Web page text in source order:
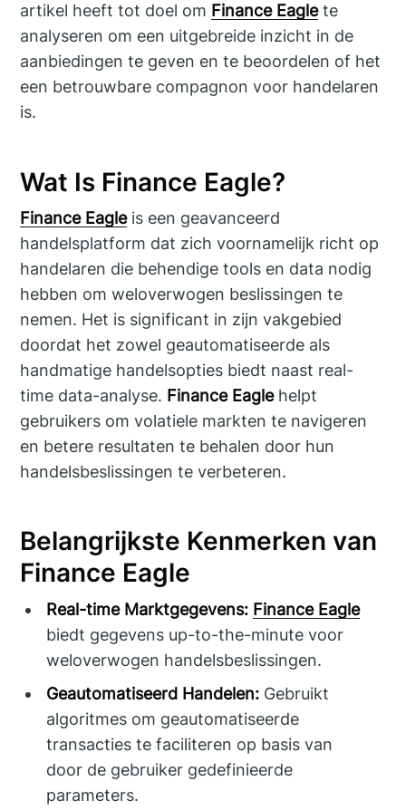
artikel heeft tot doel om Finance Eaglete
analyseren om een uitgebreide inzicht in de
aanbiedingen te geven en te beoordelen of het
een betrouwbare compagnon voor handelaren
is.
Wat Is Finance Eagle?
Finance Eagleis een geavanceerd
handelsplatform dat zich voornamelijk richt op
handelaren die behendige tools en data nodig
hebben om weloverwogen beslissingen te
nemen. Het is significant in zijn vakgebied
doordat het zowel geautomatiseerde als
handmatige handelsopties biedt naast real-
time data-analyse. Finance Eaglehelpt
gebruikers om volatiele markten te navigeren
en betere resultaten te behalen door hun
handelsbeslissingen te verbeteren.
Belangrijkste Kenmerken van
Finance Eagle
Real-time Marktgegevens: Finance Eagle
biedt gegevens up-to-the-minute voor
weloverwogen handelsbeslissingen.
Geautomatiseerd Handelen: Gebruikt
algoritmes om geautomatiseerde
transacties te faciliteren op basis van
door de gebruiker gedefinieerde
parameters.